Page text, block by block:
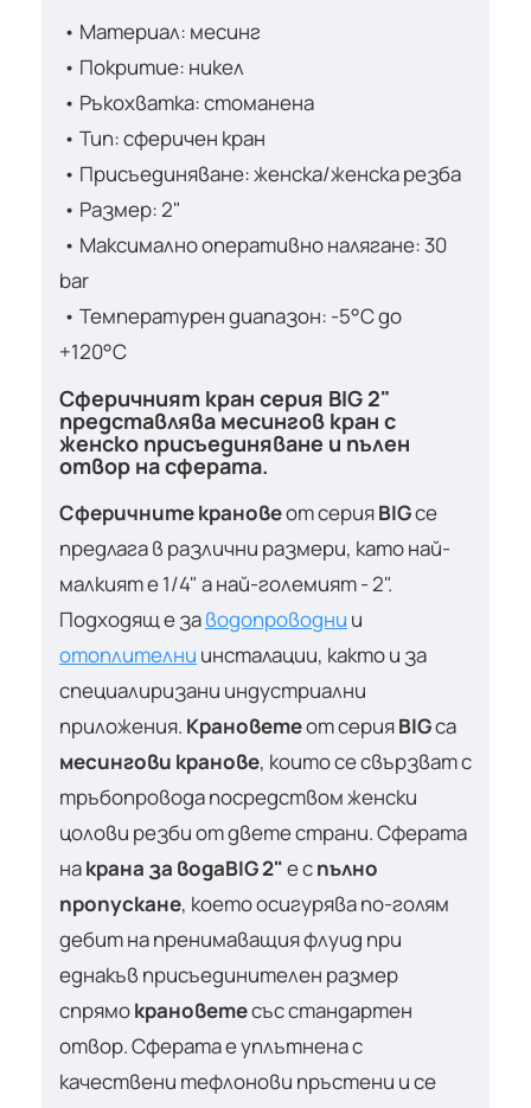
• Материал: месинг
• Покритие: никел
• Ръкохватка: стоманена
• Тип: сферичен кран
• Присъединяване: женска/женска резба
• Размер: 2"
• Максимално оперативно налягане: 30
bar
• Температурен диапазон: -5°C до
+120°C
Сферичният кран серия BIG 2"
представлява месингов кран с
женско присъединяване и пълен
отвор на сферата.
Сферичните крановеот серияBIGсе
предлага в различни размери, като най-
малкият е 1/4" а най-големият - 2".
Подходящ е заводопроводни и
отоплителни инсталации, както и за
специалиризани индустриални
приложения. Крановетеот серияBIGса
месингови кранове, които се свързват с
тръбопровода посредством женски
цолови резби от двете страни. Сферата
накрана за водаBIG 2"е спълно
пропускане, което осигурява по-голям
дебит на пренимаващия флуид при
еднакъв присъединителен размер
спрямокрановетесъс стандартен
отвор. Сферата е уплътнена с
качествени тефлонови пръстени и се